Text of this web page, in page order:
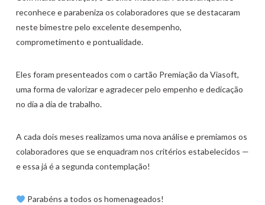
reconhece e parabeniza os colaboradores que se destacaram
neste bimestre pelo excelente desempenho,
comprometimento e pontualidade.
Eles foram presenteados com o cartão Premiação da Viasoft,
uma forma de valorizar e agradecer pelo empenho e dedicação
no dia a dia de trabalho.
A cada dois meses realizamos uma nova análise e premiamos os
colaboradores que se enquadram nos critérios estabelecidos —
e essa já é a segunda contemplação!
Parabéns a todos os homenageados!